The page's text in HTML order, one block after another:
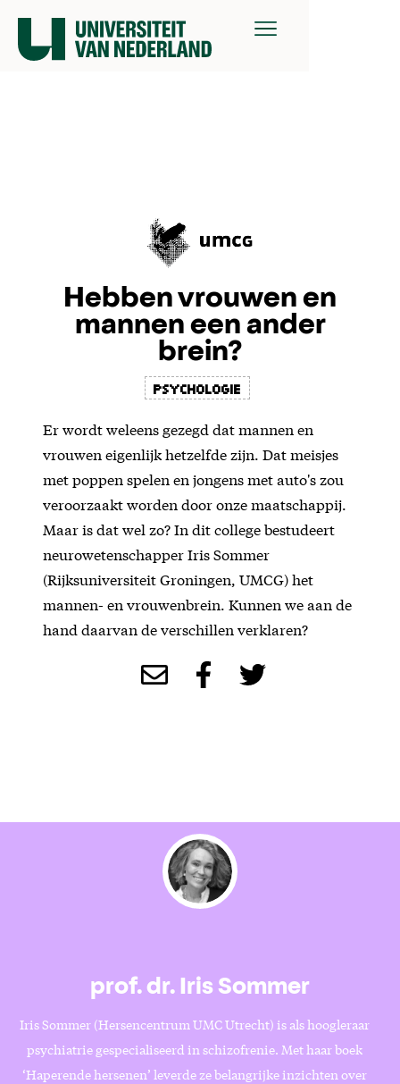
Hebben vrouwen en
mannen een ander
brein?
psychologie
Er wordt weleens gezegd dat mannen en
vrouwen eigenlijk hetzelfde zijn. Dat meisjes
met poppen spelen en jongens met auto's zou
veroorzaakt worden door onze maatschappij.
Maar is dat wel zo? In dit college bestudeert
neurowetenschapper Iris Sommer
(Rijksuniversiteit Groningen, UMCG) het
mannen- en vrouwenbrein. Kunnen we aan de
hand daarvan de verschillen verklaren?
prof. dr. Iris Sommer
Iris Sommer (Hersencentrum UMC Utrecht) is als hoogleraar
psychiatrie gespecialiseerd in schizofrenie. Met haar boek
‘Haperende hersenen’ leverde ze belangrijke inzichten over